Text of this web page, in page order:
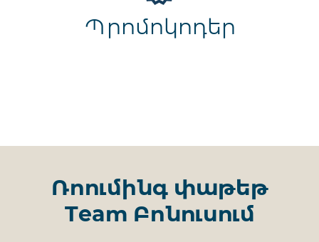
Պրոմոկոդեր
Ռոումինգ փաթեթ
Team Բոնուսում